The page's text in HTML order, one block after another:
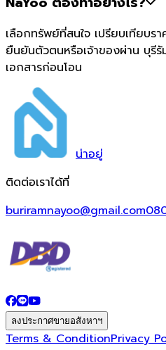
เลือกทรัพย์ที่สนใจ เปรียบเทียบร
ยืนยันตัวตนหรือเจ้าของผ่าน บุรี
เอกสารก่อนโอน
น่าอยู่
ติดต่อเราได้ที่
buriramnayoo@gmail.com
ลงประกาศขายอสังหาฯ
Terms & ConditionPrivacy